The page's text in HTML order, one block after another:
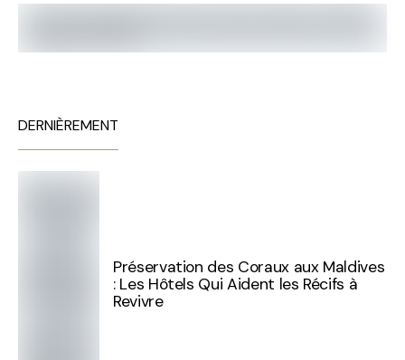
DERNIÈREMENT
Préservation des Coraux aux Maldives
: Les Hôtels Qui Aident les Récifs à
Revivre